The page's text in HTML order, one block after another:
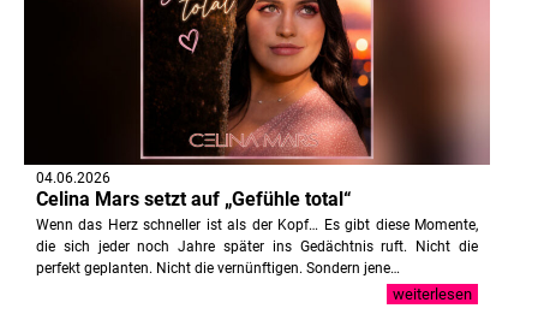
04.06.2026
Celina Mars setzt auf „Gefühle total“
Wenn das Herz schneller ist als der Kopf… Es gibt diese Momente,
die sich jeder noch Jahre später ins Gedächtnis ruft. Nicht die
perfekt geplanten. Nicht die vernünftigen. Sondern jene…
weiterlesen